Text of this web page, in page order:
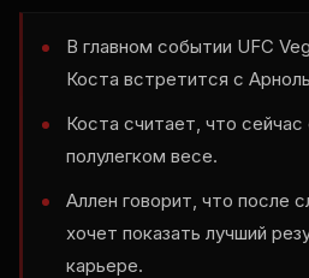
В главном событии UFC
Коста встретится с
Коста считает, что сейчас
полулегком весе.
Аллен говорит, что после
хочет показать лучший
карьере.